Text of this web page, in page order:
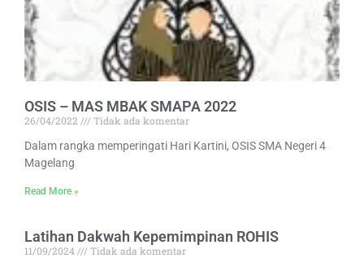
OSIS – MAS MBAK SMAPA 2022
26/04/2022
Tidak ada komentar
Dalam rangka memperingati Hari Kartini, OSIS SMA Negeri 4
Magelang
Read More »
Latihan Dakwah Kepemimpinan ROHIS
11/09/2024
Tidak ada komentar